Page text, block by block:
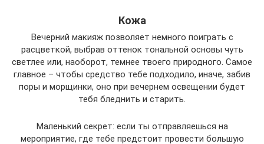
Кожа
Вечерний макияж позволяет немного поиграть с
расцветкой, выбрав оттенок тональной основы чуть
светлее или, наоборот, темнее твоего природного. Самое
главное – чтобы средство тебе подходило, иначе, забив
поры и морщинки, оно при вечернем освещении будет
тебя бледнить и старить.
Маленький секрет: если ты отправляешься на
мероприятие, где тебе предстоит провести большую